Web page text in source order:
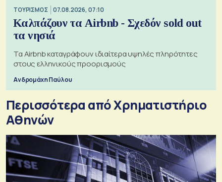
ΤΟΥΡΙΣΜΟΣ 07.08.2026, 07:10
Καλπάζουν τα Airbnb - Σχεδόν sold out
τα νησιά
Τα Airbnb καταγράφουν ιδιαίτερα υψηλές πληρότητες
στους ελληνικούς προορισμούς
Ανδρομάχη Παύλου
Περισσότερα από Xρηματιστήριο
Αθηνών